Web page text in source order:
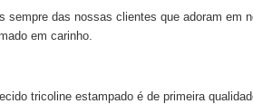
sempre das nossas clientes que adoram em
em carinho.
tricoline estampado é de primeira